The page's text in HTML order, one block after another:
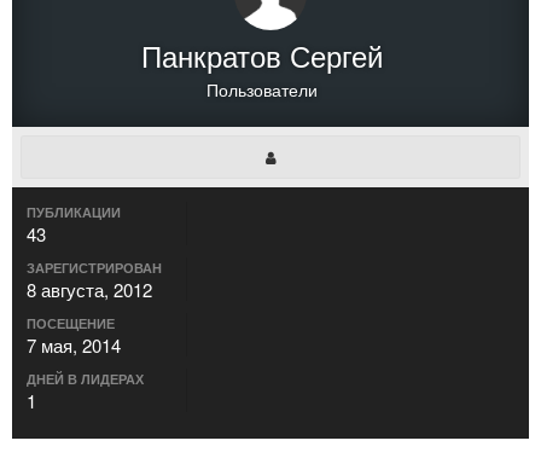
Панкратов Сергей
Пользователи
ПУБЛИКАЦИИ
43
ЗАРЕГИСТРИРОВАН
8 августа, 2012
ПОСЕЩЕНИЕ
7 мая, 2014
ДНЕЙ В ЛИДЕРАХ
1